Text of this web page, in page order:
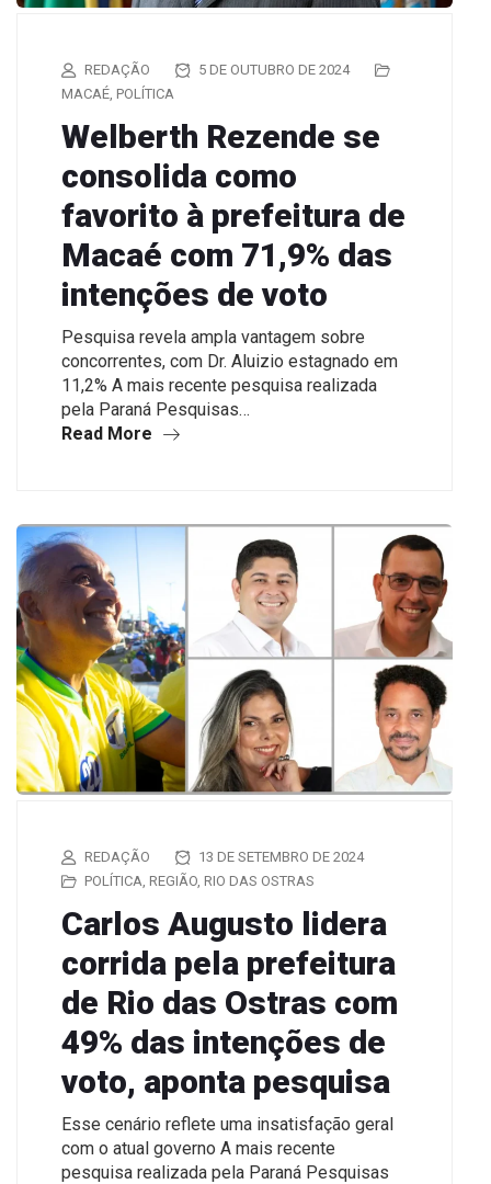
REDAÇÃO
5 DE OUTUBRO DE 2024
MACAÉ POLÍTICA
Welberth Rezende se
consolida como
favorito à prefeitura de
Macaé com 71,9% das
intenções de voto
Pesquisa revela ampla vantagem sobre
concorrentes, com Dr. Aluizio estagnado em
11,2% A mais recente pesquisa realizada
pela Paraná Pesquisas…
Read More
REDAÇÃO
13 DE SETEMBRO DE 2024
POLÍTICA REGIÃO RIO DAS OSTRAS
Carlos Augusto lidera
corrida pela prefeitura
de Rio das Ostras com
49% das intenções de
voto, aponta pesquisa
Esse cenário reflete uma insatisfação geral
com o atual governo A mais recente
pesquisa realizada pela Paraná Pesquisas